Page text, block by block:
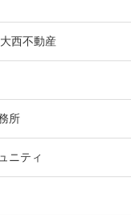
西不動産
所
ニティ